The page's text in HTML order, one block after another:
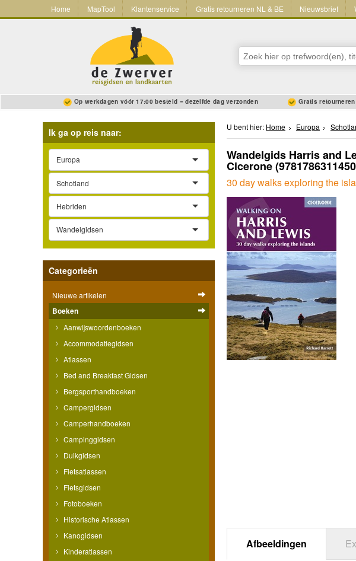
Home MapTool Klantenservice Gratis retourneren NL & BE Nieuwsbrief
Op werkdagen vóór 17:00 besteld = dezelfde dag verzonden Gratis retourneren
Ik ga op reis naar:
Europa
Schotland
Hebriden
Wandelgidsen
Categorieën
Nieuwe artikelen
Boeken
Aanwijswoordenboeken
Accommodatiegidsen
Atlassen
Bed and Breakfast Gidsen
Bergsporthandboeken
Campergidsen
Camperhandboeken
Campinggidsen
Duikgidsen
Fietsatlassen
Fietsgidsen
Fotoboeken
Historische Atlassen
Kanogidsen
Kinderatlassen
U bent hier: Home Europa
Wandelgids Harris and
Cicerone
30 day walks exploring the
Afbeeldingen